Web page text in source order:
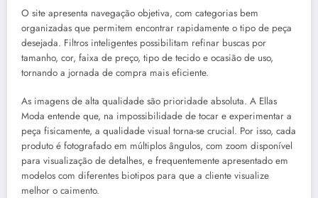
O site apresenta navegação objetiva, com categorias bem
organizadas que permitem encontrar rapidamente o tipo de peça
desejada. Filtros inteligentes possibilitam refinar buscas por
tamanho, cor, faixa de preço, tipo de tecido e ocasião de uso,
tornando a jornada de compra mais eficiente.
As imagens de alta qualidade são prioridade absoluta. A Ellas
Moda entende que, na impossibilidade de tocar e experimentar a
peça fisicamente, a qualidade visual torna-se crucial. Por isso, cada
produto é fotografado em múltiplos ângulos, com zoom disponível
para visualização de detalhes, e frequentemente apresentado em
modelos com diferentes biotipos para que a cliente visualize
melhor o caimento.